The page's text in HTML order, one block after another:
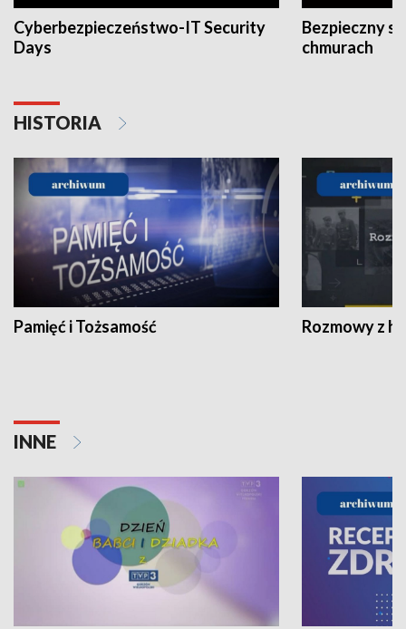
Cyberbezpieczeństwo-IT Security
Days
Bezpieczny
chmurach
HISTORIA
Pamięć i Tożsamość Rozmowy z
INNE